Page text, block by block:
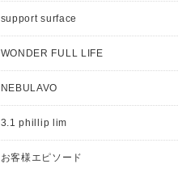
support surface
WONDER FULL LIFE
NEBULAVO
3.1 phillip lim
お客様エピソード